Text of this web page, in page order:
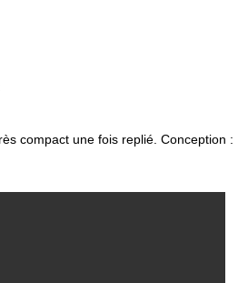
compact une fois replié. Conception :